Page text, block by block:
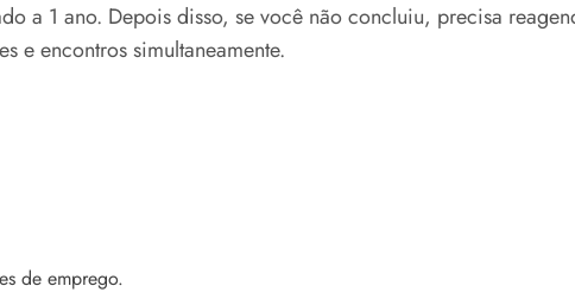
a 1 ano. Depois disso, se você não concluiu, precisa
e encontros simultaneamente.
de emprego.